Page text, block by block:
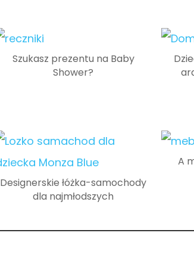
Szukasz prezentu na Baby
Shower?
Designerskie łóżka-samochody
dla najmłodszych
A